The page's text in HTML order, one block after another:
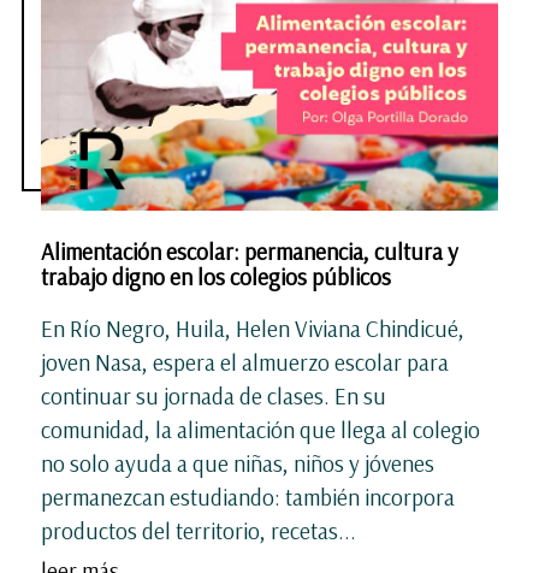
Alimentación escolar: permanencia, cultura y
trabajo digno en los colegios públicos
En Río Negro, Huila, Helen Viviana Chindicué,
joven Nasa, espera el almuerzo escolar para
continuar su jornada de clases. En su
comunidad, la alimentación que llega al colegio
no solo ayuda a que niñas, niños y jóvenes
permanezcan estudiando: también incorpora
productos del territorio, recetas...